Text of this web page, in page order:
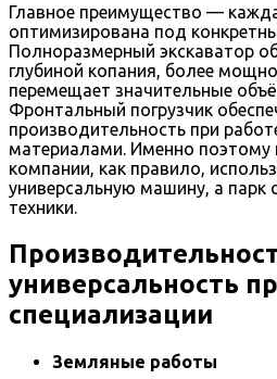
Главное преимущество —
оптимизирована под
Полноразмерный экскаватор
глубиной копания, более
перемещает значительные
Фронтальный погрузчик
производительность при
материалами. Именно поэтому
компании, как правило,
универсальную машину, а парк
техники.
универсальность
специализации
Земляные работы